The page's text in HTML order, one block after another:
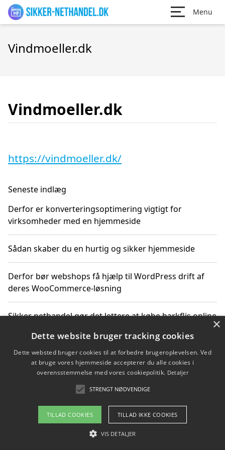
Menu
Vindmoeller.dk
Vindmoeller.dk
https://vindmoeller.dk/
Seneste indlæg
Derfor er konverteringsoptimering vigtigt for
virksomheder med en hjemmeside
Sådan skaber du en hurtig og sikker hjemmeside
Derfor bør webshops få hjælp til WordPress drift af
deres WooCommerce-løsning
Sikker nethandel gør det lettere at købe barkflis online
Ting du bør vide før du vælger webbureau i Aarhus
Copyright 2026 - Pilanto Aps
Om / kontakt
Blog Betingelser
×
Dette website bruger tracking cookies
Dette websted bruger cookies til at forbedre brugeroplevelsen. Ved
at bruge vores hjemmeside accepterer du alle cookies i
overensstemmelse med vores cookiepolitik. Detaljer
STRENGT NØDVENDIGE
TILLAD COOKIES TILLAD IKKE COOKIES
VIS DETALJER